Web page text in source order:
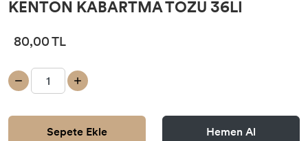
KENTON KABARTMA TOZU 36LI
80,00 TL
Sepete Ekle Hemen Al